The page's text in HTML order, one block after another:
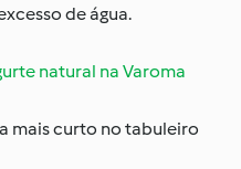
de água.
natural na Varoma
mais curto no tabuleiro